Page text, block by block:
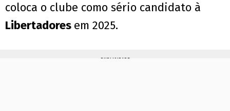
coloca o clube como sério candidato à
Libertadores em 2025.
PUBLICIDADE